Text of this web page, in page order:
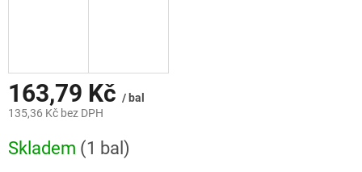
163,79 Kč / bal
135,36 Kč bez DPH
cena:
Skladem (1 bal)